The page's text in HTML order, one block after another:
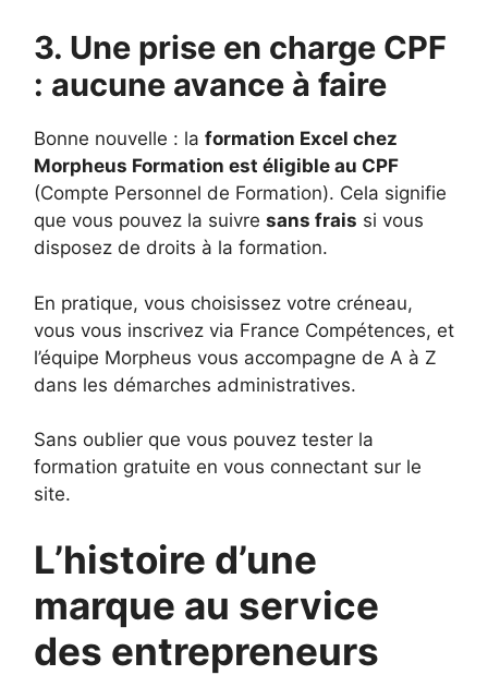
3. Une prise en charge CPF
: aucune avance à faire
Bonne nouvelle : la formation Excel chez
Morpheus Formation est éligible au CPF
(Compte Personnel de Formation). Cela signifie
que vous pouvez la suivre sans frais si vous
disposez de droits à la formation.
En pratique, vous choisissez votre créneau,
vous vous inscrivez via France Compétences, et
l’équipe Morpheus vous accompagne de A à Z
dans les démarches administratives.
Sans oublier que vous pouvez tester la
formation gratuite en vous connectant sur le
site.
L’histoire d’une
marque au service
des entrepreneurs